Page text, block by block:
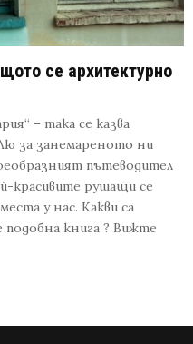
се архитектурно
– така се казва
за занемареното ни
пътеводител
красивите рушащи се
у нас. Какви са
подобна книга ? Вижте